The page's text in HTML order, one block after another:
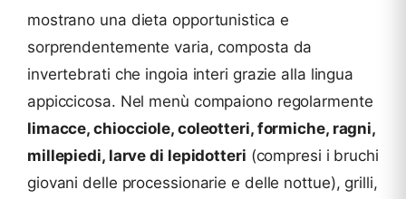
mostrano una dieta opportunistica e
sorprendentemente varia, composta da
invertebrati che ingoia interi grazie alla lingua
appiccicosa. Nel menù compaiono regolarmente
limacce, chiocciole, coleotteri, formiche, ragni,
millepiedi, larve di lepidotteri (compresi i bruchi
giovani delle processionarie e delle nottue), grilli,